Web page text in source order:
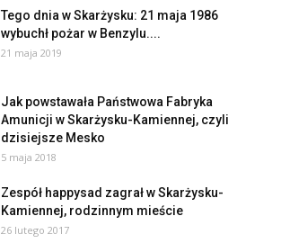
Tego dnia w Skarżysku: 21 maja 1986
wybuchł pożar w Benzylu....
21 maja 2019
Jak powstawała Państwowa Fabryka
Amunicji w Skarżysku-Kamiennej, czyli
dzisiejsze Mesko
5 maja 2018
Zespół happysad zagrał w Skarżysku-
Kamiennej, rodzinnym mieście
26 lutego 2017